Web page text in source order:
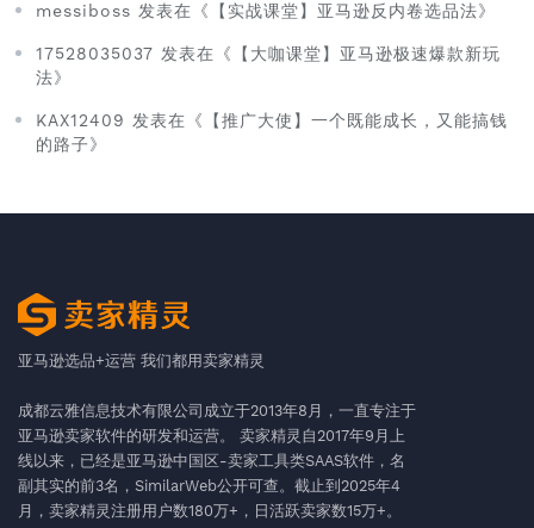
messiboss 发表在《【实战课堂】亚马逊反内卷选品法》
17528035037 发表在《【大咖课堂】亚马逊极速爆款新玩
法》
KAX12409 发表在《【推广大使】一个既能成长，又能搞钱
的路子》
亚马逊选品+运营 我们都用卖家精灵
成都云雅信息技术有限公司成立于2013年8月，一直专注于
亚马逊卖家软件的研发和运营。 卖家精灵自2017年9月上
线以来，已经是亚马逊中国区-卖家工具类SAAS软件，名
副其实的前3名，SimilarWeb公开可查。截止到2025年4
月，卖家精灵注册用户数180万+，日活跃卖家数15万+。